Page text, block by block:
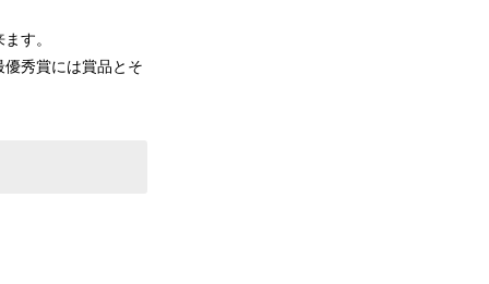
す。
優秀賞には賞品とそ